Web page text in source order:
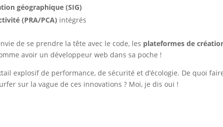
géographique (SIG)
(PRA/PCA) intégrés
de se prendre la tête avec le code, les plateformes de
avoir un développeur web dans sa poche !
explosif de performance, de sécurité et d’écologie. De quoi
sur la vague de ces innovations ? Moi, je dis oui !